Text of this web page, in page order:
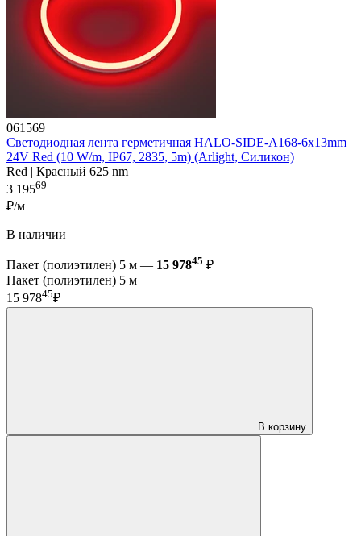
061569
Светодиодная лента герметичная HALO-SIDE-A168-6x13mm
24V Red (10 W/m, IP67, 2835, 5m) (Arlight, Силикон)
Red | Красный 625 nm
3 19569
₽/м
В наличии
Пакет (полиэтилен) 5 м — 15 97845 ₽
Пакет (полиэтилен) 5 м
15 97845₽
В корзину